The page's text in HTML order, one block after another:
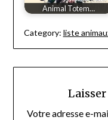
Animal Totem…
Category: liste
Votre adresse e-